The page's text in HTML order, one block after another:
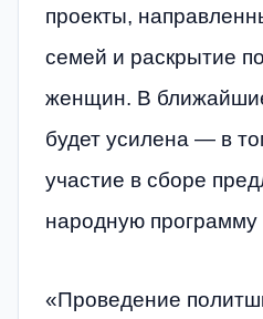
проекты,
семей и раскрытие
женщин. В
будет усилена — в
участие в сборе
народную программу
«Проведение